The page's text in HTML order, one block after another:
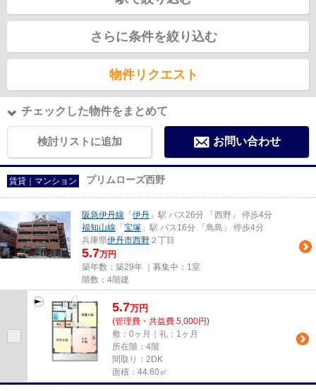
さらに条件を絞り込む
物件リクエスト
チェックした物件をまとめて
検討リストに追加 お問い合わせ
賃貸｜マンション プリムローズ西野
阪急伊丹線 「 伊丹 」駅 バス26分 「西野」 停歩4分
福知山線 「 宝塚 」駅 バス16分 「鳥島」 停歩4分
兵庫県伊丹市西野 ２丁目
5.7万円
築年数：築29年 ｜募集中： 1室
階数：4階建
5.7万円
(管理費・共益費 5,000円)
敷：0ヶ月｜礼：1ヶ月
所在階：4階
間取り：2DK
面積：44.60㎡